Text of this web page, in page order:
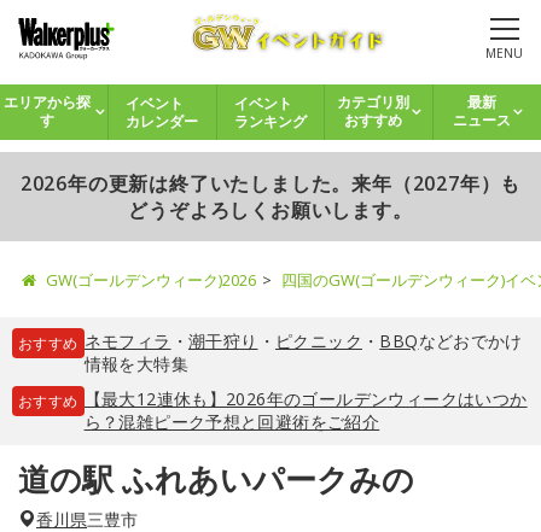
MENU
エリアから探
す
イベント
カレンダー
イベント
ランキング
カテゴリ別
おすすめ
最新
ニュース
2026年の更新は終了いたしました。来年（2027年）も
どうぞよろしくお願いします。
GW(ゴールデンウィーク)2026 四国のGW(ゴールデンウィーク)イ
おすすめ ネモフィラ ・ 潮干狩り ・ ピクニック ・ BBQなどおでかけ
情報を大特集
おすすめ
【最大12連休も】2026年のゴールデンウィークはいつか
ら？混雑ピーク予想と回避術をご紹介
道の駅 ふれあいパークみの
香川県三豊市